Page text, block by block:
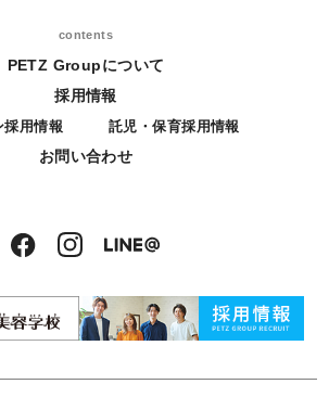
contents
PETZ Groupについて
採用情報
採用情報 託児・保育採用情報
お問い合わせ